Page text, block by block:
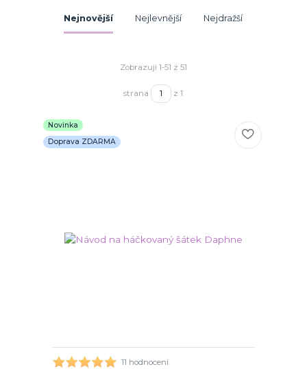
Nejnovější Nejlevnější Nejdražší
Zobrazuji 1-51 z 51
strana z 1
Novinka
Doprava ZDARMA
11 hodnocení